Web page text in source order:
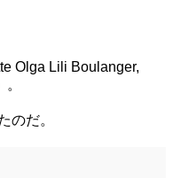
Olga Lili Boulanger,
のだ。